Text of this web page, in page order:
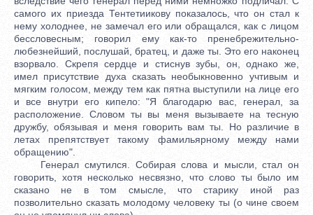
самого их приезда Тентетиикову показалось, что он стал к
нему холоднее, не замечал его или обращался, как с лицом
бессловесным; говорил ему как-то пренебрежительно-
любезнейший, послушай, братец, и даже ты. Это его наконец
взорвало. Скрепя сердце и стиснув зубы, он, однако же,
имел присутствие духа сказать необыкновенно учтивым и
мягким голосом, между тем как пятна выступили на лице его
и все внутри его кипело: "Я благодарю вас, генерал, за
расположение. Словом ты вы меня вызываете на тесную
дружбу, обязывая и меня говорить вам ты. Но различие в
летах препятствует такому фамильярному между нами
обращению".
Генерал смутился. Собирая слова и мысли, стал он
говорить, хотя несколько несвязно, что слово ты было им
сказано не в том смысле, что старику иной раз
позволительно сказать молодому человеку ты (о чине своем